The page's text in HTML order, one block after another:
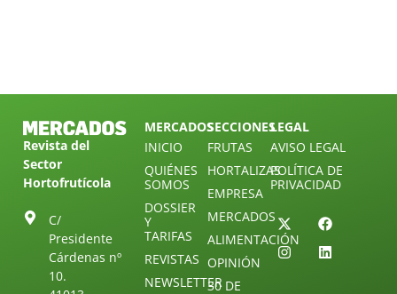
Revista del
Sector
Hortofrutícola
C/
Presidente
Cárdenas nº
10.
MERCADOS
INICIO
QUIÉNES
SOMOS
DOSSIER
Y
TARIFAS
REVISTAS
NEWSLETTER
SECCIONES
FRUTAS
HORTALIZAS
EMPRESA
MERCADOS
ALIMENTACIÓN
OPINIÓN
30 DE
LEGAL
AVISO LEGAL
POLÍTICA DE
PRIVACIDAD